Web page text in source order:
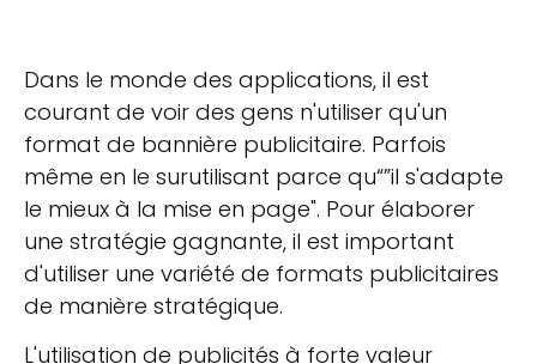
Dans le monde des applications, il est
courant de voir des gens n'utiliser qu'un
format de bannière publicitaire. Parfois
même en le surutilisant parce qu“”il s'adapte
le mieux à la mise en page". Pour élaborer
une stratégie gagnante, il est important
d'utiliser une variété de formats publicitaires
de manière stratégique.
L'utilisation de publicités à forte valeur